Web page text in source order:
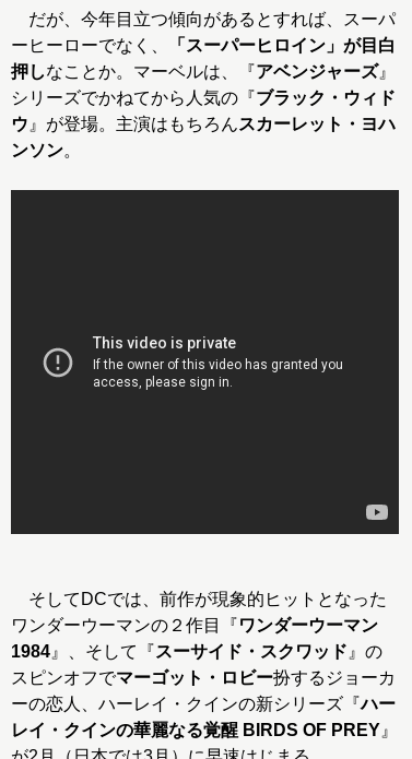
だが、今年目立つ傾向があるとすれば、スーパ
ーヒーローでなく、
「スーパーヒロイン」が目白
押しなことか。マーベルは、『アベンジャーズ』
シリーズでかねてから人気の『ブラック・ウィド
ウ 』が登場。主演はもちろんスカーレット・ヨハ
ンソン。
そしてDCでは、前作が現象的ヒットとなった
ワンダーウーマンの２作目『ワンダーウーマン
1984 』、そして『スーサイド・スクワッド 』の
スピンオフでマーゴット・ロビー扮するジョーカ
ーの恋人、ハーレイ・クインの新シリーズ『ハー
レイ・クインの華麗なる覚醒 BIRDS OF PREY 』